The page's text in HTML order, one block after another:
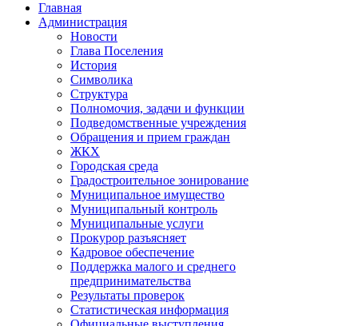
Главная
Администрация
Новости
Глава Поселения
История
Символика
Структура
Полномочия, задачи и функции
Подведомственные учреждения
Обращения и прием граждан
ЖКХ
Городская среда
Градостроительное зонирование
Муниципальное имущество
Муниципальный контроль
Муниципальные услуги
Прокурор разъясняет
Кадровое обеспечение
Поддержка малого и среднего
предпринимательства
Результаты проверок
Статистическая информация